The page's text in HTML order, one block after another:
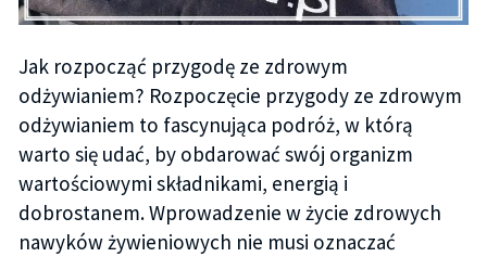
Jak rozpocząć przygodę ze zdrowym
odżywianiem? Rozpoczęcie przygody ze zdrowym
odżywianiem to fascynująca podróż, w którą
warto się udać, by obdarować swój organizm
wartościowymi składnikami, energią i
dobrostanem. Wprowadzenie w życie zdrowych
nawyków żywieniowych nie musi oznaczać